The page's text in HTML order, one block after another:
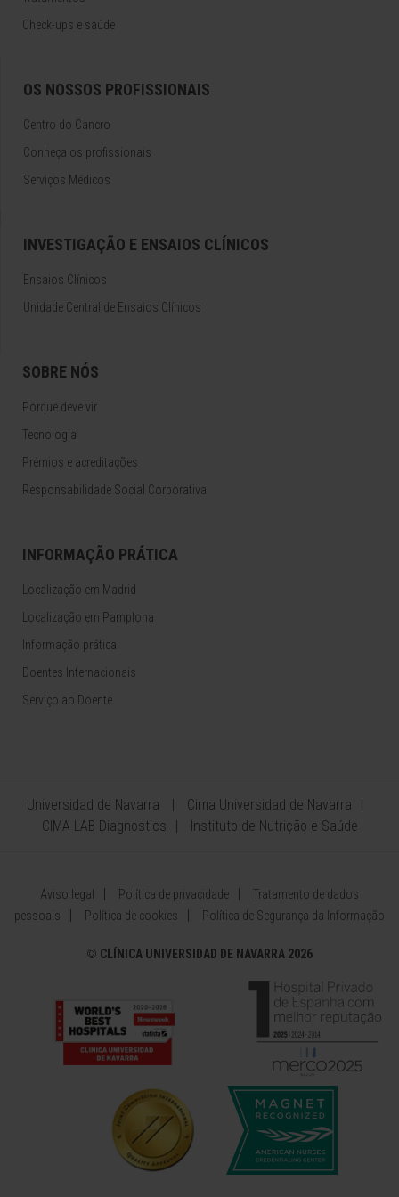
Check-ups e saúde
OS NOSSOS PROFISSIONAIS
Centro do Cancro
Conheça os profissionais
Serviços Médicos
INVESTIGAÇÃO E ENSAIOS CLÍNICOS
Ensaios Clínicos
Unidade Central de Ensaios Clínicos
SOBRE NÓS
Porque deve vir
Tecnologia
Prémios e acreditações
Responsabilidade Social Corporativa
INFORMAÇÃO PRÁTICA
Localização em Madrid
Localização em Pamplona
Informação prática
Doentes Internacionais
Serviço ao Doente
Universidad de Navarra
Cima Universidad de Navarra
CIMA LAB Diagnostics
Instituto de Nutrição e Saúde
Aviso legal Política de privacidade
Tratamento de dados
pessoais
Política de cookies Política de Segurança da Informação
© CLÍNICA UNIVERSIDAD DE NAVARRA 2026